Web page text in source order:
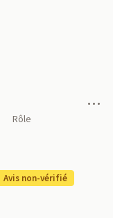
Rôle
Avis non-vérifié